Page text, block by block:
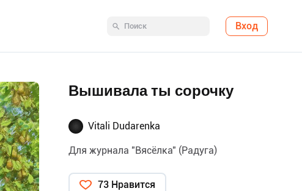
Вход
Вышивала ты сорочку
Vitali Dudarenka
Для журнала "Вясёлка" (Радуга)
73 Нравится